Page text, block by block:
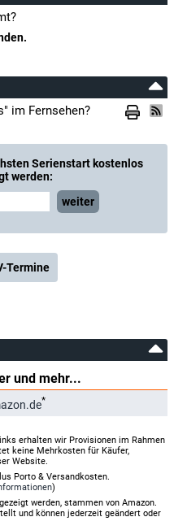
im Fernsehen?
Serienstart kostenlos
werden:
weiter
Termine
und mehr...
*
erhalten wir Provisionen im Rahmen
keine Mehrkosten für Käufer,
Website.
Porto & Versandkosten.
)
werden, stammen von Amazon.
und können jederzeit geändert oder